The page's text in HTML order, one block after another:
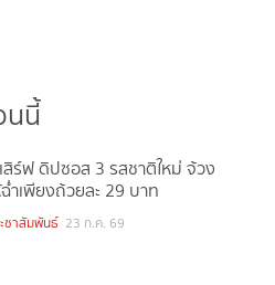
นนี้
สิร์ฟ ดิปซอส 3 รสชาติใหม่ จ้วง
ำเพียงถ้วยละ 29 บาท
ชาสัมพันธ์ 23 ก.ค. 69